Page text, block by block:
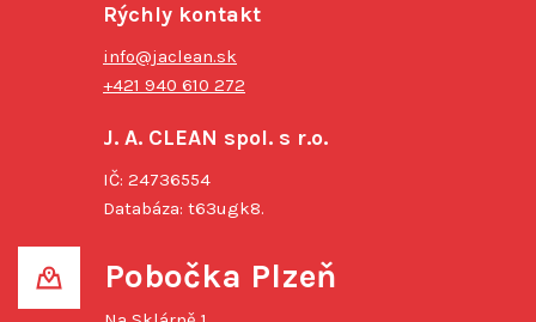
Rýchly kontakt
info@jaclean.sk
+421 940 610 272
J. A. CLEAN spol. s r.o.
IČ: 24736554
Databáza: t63ugk8.
Pobočka Plzeň